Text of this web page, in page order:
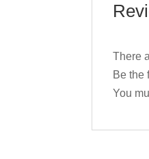
There
Be the
You